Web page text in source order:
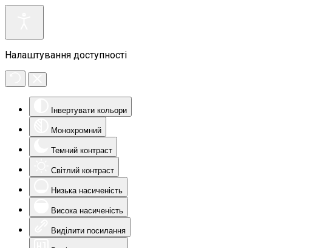
Налаштування доступності
Інвертувати кольори
Монохромний
Темний контраст
Світлий контраст
Низька насиченість
Висока насиченість
Виділити посилання